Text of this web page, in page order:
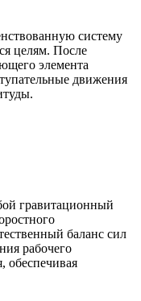
систему
целям. После
элемента
движения
гравитационный
баланс сил
рабочего
обеспечивая